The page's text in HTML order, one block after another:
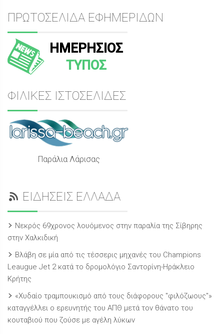
ΠΡΩΤΟΣΕΛΙΔΑ ΕΦΗΜΕΡΙΔΩΝ
ΗΜΕΡΗΣΙΟΣ
ΤΥΠΟΣ
ΦΙΛΙΚΕΣ ΙΣΤΟΣΕΛΙΔΕΣ
Παράλια Λάρισας
ΕΙΔΗΣΕΙΣ ΕΛΛΑΔΑ
Νεκρός 69χρονος λουόμενος στην παραλία της Σίβηρης
στην Χαλκιδική
Βλάβη σε μία από τις τέσσερις μηχανές του Champions
Leaugue Jet 2 κατά το δρομολόγιο Σαντορίνη-Ηράκλειο
Κρήτης
«Χυδαίο τραμπουκισμό από τους διάφορους "φιλόζωους"»
καταγγέλλει ο ερευνητής του ΑΠΘ μετά τον θάνατο του
κουταβιού που ζούσε με αγέλη λύκων